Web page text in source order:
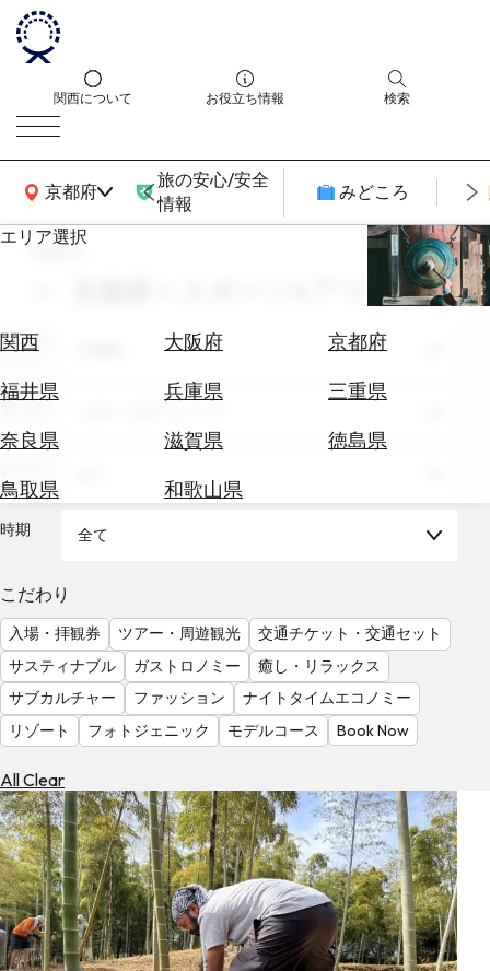
関西について お役立ち情報 検索
京都府
関西広域MAP
旅の安心/安全
情報
みどころ
エリア選択
関西 大阪府
京都府
福井県
兵庫県
三重県
奈良県
滋賀県
徳島県
鳥取県
和歌山県
エ
券
テ
を
調
べ
る
天
気
を
見
る
search
京都府 × スポーツ&アウトドア
エリア
テーマ
時期 全て
こだわり
入場・拝観券 ツアー・周遊観光
交通チケット・交通セット
サスティナブル
ガストロノミー
癒し・リラックス
サブカルチャー
ファッション
ナイトタイムエコノミー
リゾート
フォトジェニック モデルコース Book Now
All Clear